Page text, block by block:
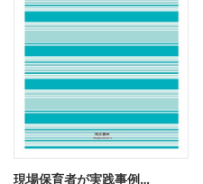
現場保育者が実践事例…